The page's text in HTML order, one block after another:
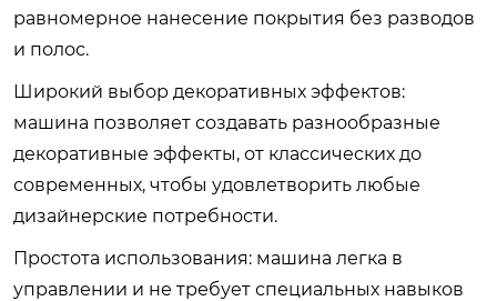
равномерное нанесение покрытия без разводов
и полос.
Широкий выбор декоративных эффектов:
машина позволяет создавать разнообразные
декоративные эффекты, от классических до
современных, чтобы удовлетворить любые
дизайнерские потребности.
Простота использования: машина легка в
управлении и не требует специальных навыков